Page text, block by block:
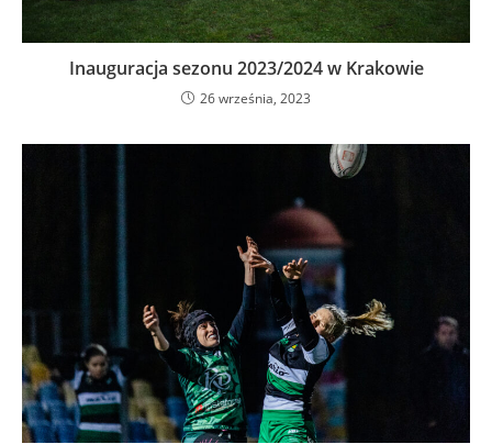
Inauguracja sezonu 2023/2024 w Krakowie
26 września, 2023